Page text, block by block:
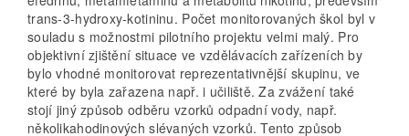
trans-3-hydroxy-kotininu. Počet monitorovaných škol byl v
souladu s možnostmi pilotního projektu velmi malý. Pro
objektivní zjištění situace ve vzdělávacích zařízeních by
bylo vhodné monitorovat reprezentativnější skupinu, ve
které by byla zařazena např. i učiliště. Za zvážení také
stojí jiný způsob odběru vzorků odpadní vody, např.
několikahodinových slévaných vzorků. Tento způsob